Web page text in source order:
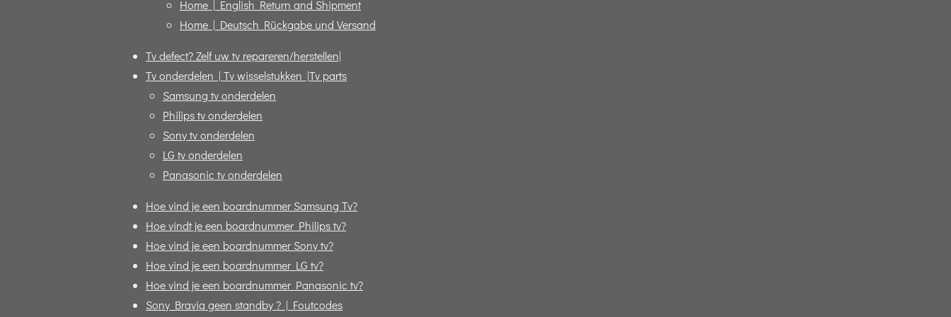
Home | English Return and Shipment
Home | Deutsch Rückgabe und Versand
Tv defect? Zelf uw tv repareren/herstellen|
Tv onderdelen | Tv wisselstukken |Tv parts
Samsung tv onderdelen
Philips tv onderdelen
Sony tv onderdelen
LG tv onderdelen
Panasonic tv onderdelen
Hoe vind je een boardnummer Samsung Tv?
Hoe vindt je een boardnummer Philips tv?
Hoe vind je een boardnummer Sony tv?
Hoe vind je een boardnummer LG tv?
Hoe vind je een boardnummer Panasonic tv?
Sony Bravia geen standby ? | Foutcodes